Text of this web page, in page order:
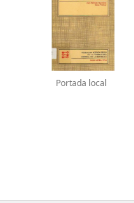
Portada local